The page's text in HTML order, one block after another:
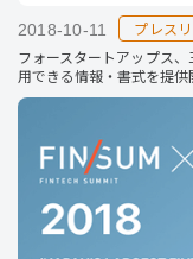
2018-10-11
プレス
フォースタートアップス
用できる情報・書式を提供